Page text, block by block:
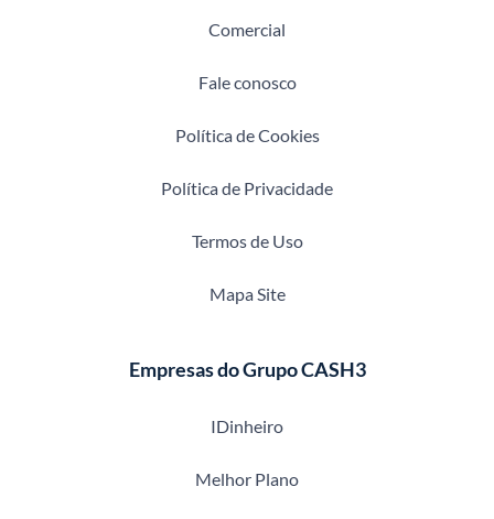
Comercial
Fale conosco
Política de Cookies
Política de Privacidade
Termos de Uso
Mapa Site
Empresas do Grupo CASH3
IDinheiro
Melhor Plano